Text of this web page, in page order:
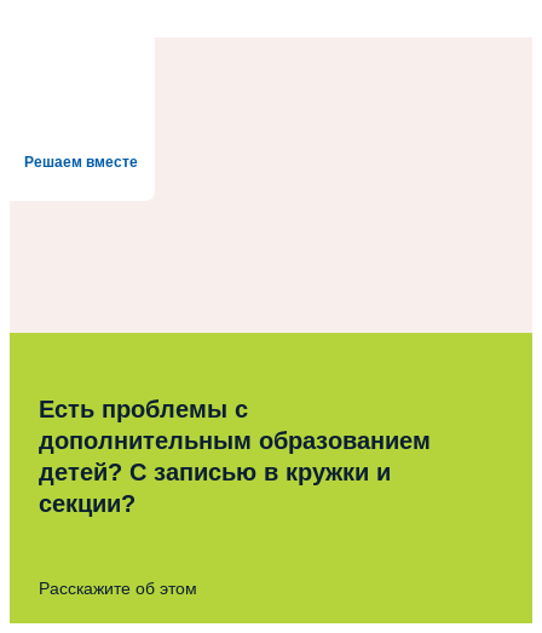
Решаем вместе
Есть проблемы с
дополнительным образованием
детей? С записью в кружки и
секции?
Расскажите об этом